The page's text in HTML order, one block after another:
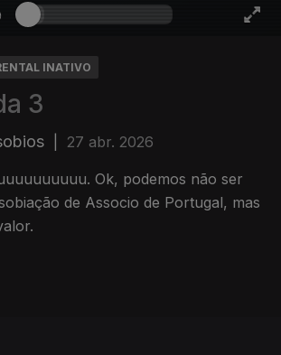
INATIVO
3
27 abr. 2026
Ok, podemos não ser
de Associo de Portugal, mas